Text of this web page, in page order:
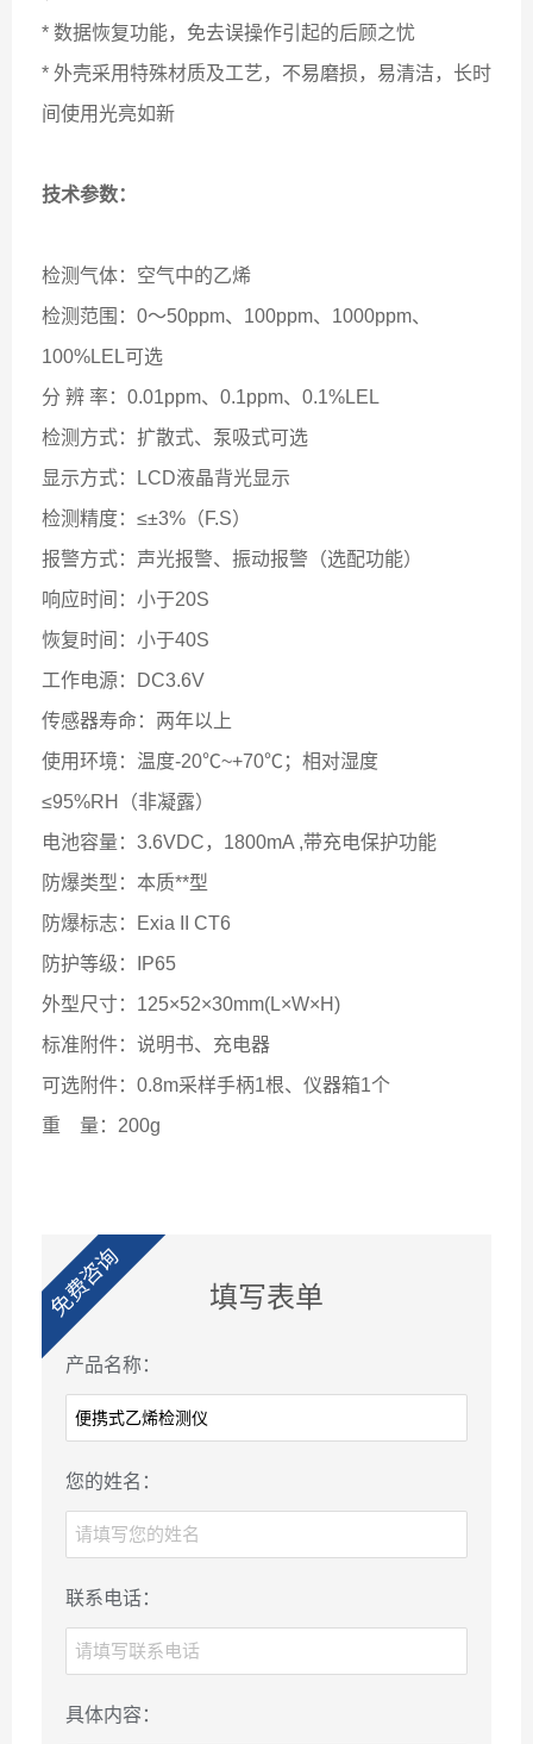
* 数据恢复功能，免去误操作引起的后顾之忧
* 外壳采用特殊材质及工艺，不易磨损，易清洁，长时
间使用光亮如新
技术参数：
检测气体：空气中的乙烯
检测范围：0～50ppm、100ppm、1000ppm、
100%LEL可选
分 辨 率：0.01ppm、 0.1ppm、0.1%LEL
检测方式：扩散式、泵吸式可选
显示方式：LCD液晶背光显示
检测精度：≤±3%（F.S）
报警方式：声光报警、振动报警（选配功能）
响应时间：小于20S
恢复时间：小于40S
工作电源：DC3.6V
传感器寿命：两年以上
使用环境：温度-20℃~+70℃；相对湿度
≤95%RH（非凝露）
电池容量：3.6VDC，1800mA ,带充电保护功能
防爆类型：本质**型
防爆标志：Exia II CT6
防护等级：IP65
外型尺寸：125×52×30mm(L×W×H)
标准附件：说明书、充电器
可选附件：0.8m采样手柄1根、仪器箱1个
重
量：200g
免费咨询 填写表单
产品名称：
您的姓名：
联系电话：
具体内容：